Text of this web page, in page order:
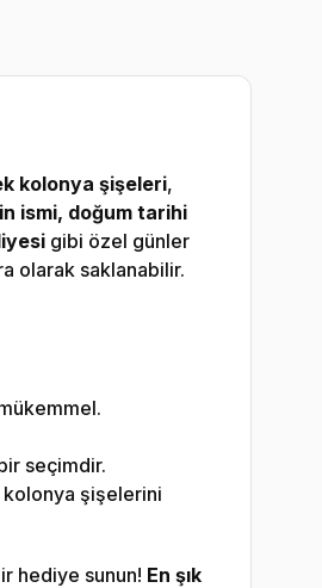
kolonya şişeleri,
ismi, doğum tarihi
gibi özel günler
olarak saklanabilir.
seçimdir.
kolonya şişelerini
hediye sunun! En şık